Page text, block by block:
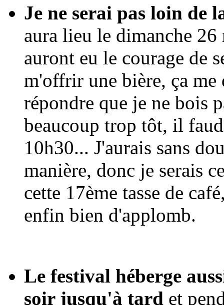
Je ne serai pas loin de
aura lieu le dimanche
auront eu le courage de
m'offrir une bière, ça me
répondre que je ne bois
beaucoup trop tôt, il
10h30... J'aurais sans
manière, donc je serais
cette 17ème tasse de
enfin bien d'applomb.
Le festival héberge
soir jusqu'à tard et